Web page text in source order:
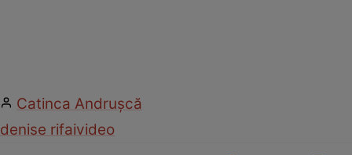
Catinca Andrușcă
denise rifaivideo